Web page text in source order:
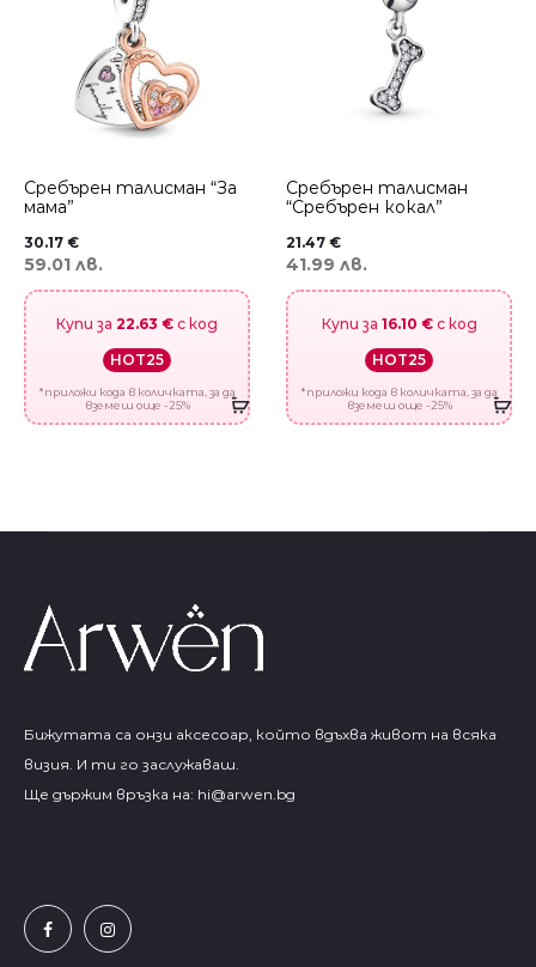
Сребърен талисман “За
мама”
30.17 €
59.01 лв.
Купи за 22.63 € с код
HOT25
*приложи кода в количката, за да
вземеш още -25%
Сребърен талисман
“Сребърен кокал”
21.47 €
41.99 лв.
Купи за 16.10 €с код
HOT25
*приложи кода в количката, за да
вземеш още -25%
Бижутата са онзи аксесоар, който вдъхва живот на всяка
визия. И ти го заслужаваш.
Ще държим връзка на: hi@arwen.bg